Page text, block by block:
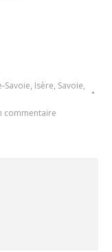
Savoie, Isère, Savoie,
commentaire